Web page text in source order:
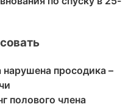
нарушена просодика –
полового члена